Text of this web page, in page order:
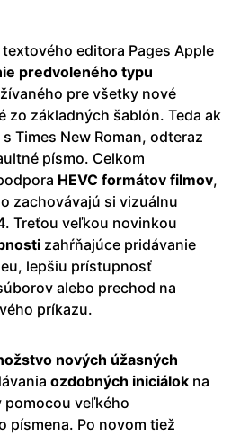
editora Pages Apple
predvoleného typu
pre všetky nové
zo základných šablón. Teda ak
Times New Roman, odteraz
písmo. Celkom
HEVC formátov filmov,
zachovávajú si vizuálnu
Treťou veľkou novinkou
zahŕňajúce pridávanie
lepšiu prístupnosť
alebo prechod na
príkazu.
nových úžasných
ozdobných iniciálok na
pomocou veľkého
písmena. Po novom tiež